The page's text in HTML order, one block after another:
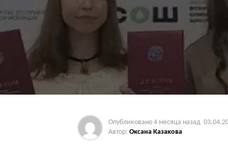
Опубликовано 4 месяца назад
Автор: Оксана Казакова